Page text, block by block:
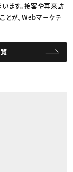
ます。接客や再来訪
とが、Webマーケテ